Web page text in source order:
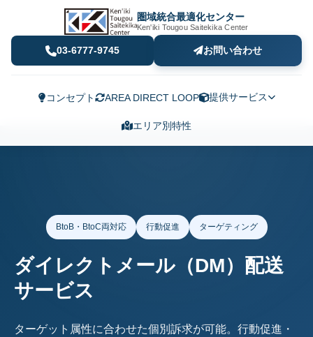
圏域統合最適化センター
Ken'iki Tougou Saitekika Center
03-6777-9745 お問い合わせ
コンセプト AREA DIRECT LOOP 提供サービス
エリア別特性
BtoB・BtoC両対応 行動促進 ターゲティング
ダイレクトメール（DM）配送
サービス
ターゲット属性に合わせた個別訴求が可能。行動促進・